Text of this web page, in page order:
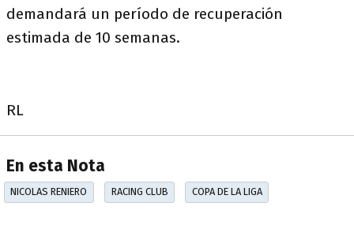
demandará un período de recuperación
estimada de 10 semanas.
RL
En esta Nota
NICOLAS RENIERO RACING CLUB COPA DE LA LIGA